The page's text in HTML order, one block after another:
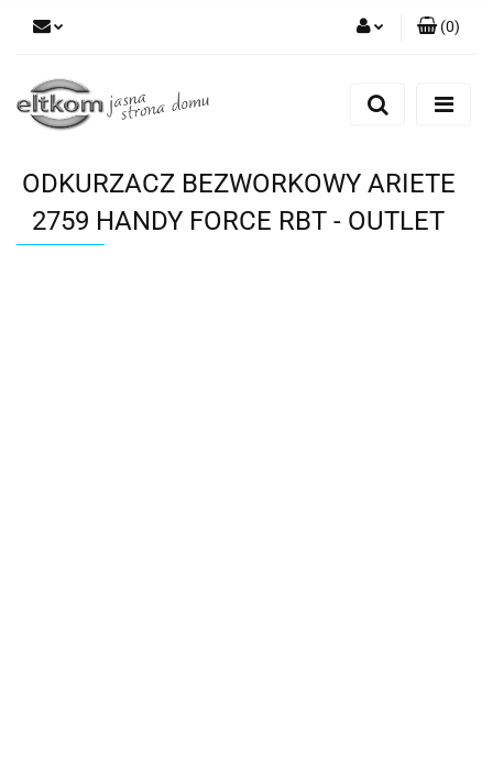
Zarejestruj się
(0)
ODKURZACZ BEZWORKOWY ARIETE
2759 HANDY FORCE RBT - OUTLET